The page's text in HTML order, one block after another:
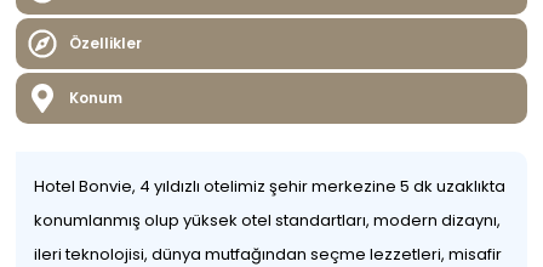
Özellikler
Konum
Hotel Bonvie, 4 yıldızlı otelimiz şehir merkezine 5 dk uzaklıkta
konumlanmış olup yüksek otel standartları, modern dizaynı,
ileri teknolojisi, dünya mutfağından seçme lezzetleri, misafir